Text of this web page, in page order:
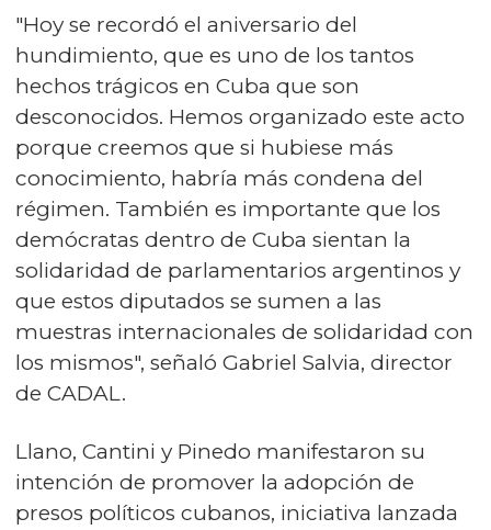
"Hoy se recordó el aniversario del
hundimiento, que es uno de los tantos
hechos trágicos en Cuba que son
desconocidos. Hemos organizado este acto
porque creemos que si hubiese más
conocimiento, habría más condena del
régimen. También es importante que los
demócratas dentro de Cuba sientan la
solidaridad de parlamentarios argentinos y
que estos diputados se sumen a las
muestras internacionales de solidaridad con
los mismos", señaló Gabriel Salvia, director
de CADAL.
Llano, Cantini y Pinedo manifestaron su
intención de promover la adopción de
presos políticos cubanos, iniciativa lanzada